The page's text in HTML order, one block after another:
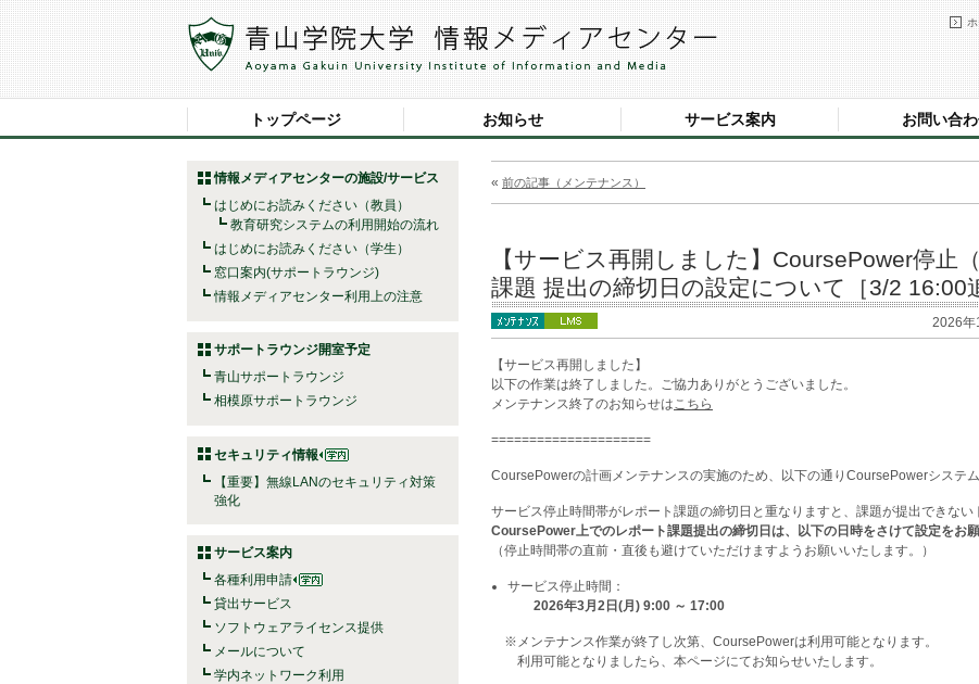
トップページ お知らせ サービス案内 お問い合
情報メディアセンターの施設/サービス
はじめにお読みください（教員）
教育研究システムの利用開始の流れ
はじめにお読みください（学生）
窓口案内(サポートラウンジ)
情報メディアセンター利用上の注意
サポートラウンジ開室予定
青山サポートラウンジ
相模原サポートラウンジ
セキュリティ情報
【重要】無線LANのセキュリティ対策
強化
サービス案内
各種利用申請
貸出サービス
ソフトウェアライセンス提供
メールについて
学内ネットワーク利用
« 前の記事（メンテナンス）
【サービス再開しました】CoursePower停止
課題 提出の締切日の設定について［3/2 16:00
2026
【サービス再開しました】
以下の作業は終了しました。ご協力ありがとうございました。
メンテナンス終了のお知らせはこちら
=====================
CoursePowerの計画メンテナンスの実施のため、以下の通りCoursePowerシステム
サービス停止時間帯がレポート課題の締切日と重なりますと、課題が提出できない
CoursePower上でのレポート課題提出の締切日は、以下の日時をさけて設定をお願
（停止時間帯の直前・直後も避けていただけますようお願いいたします。）
サービス停止時間：
2026年3月2日(月) 9:00 ～ 17:00
※メンテナンス作業が終了し次第、CoursePowerは利用可能となります。
利用可能となりましたら、本ページにてお知らせいたします。